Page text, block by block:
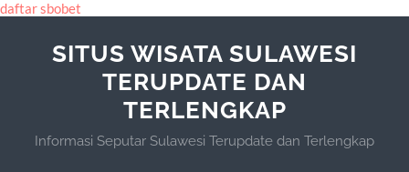
daftar sbobet
SITUS WISATA SULAWESI
TERUPDATE DAN
TERLENGKAP
Informasi Seputar Sulawesi Terupdate dan Terlengkap